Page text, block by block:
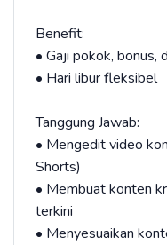
Benefit:
• Gaji pokok, bonus,
• Hari libur fleksibel
Tanggung Jawab:
• Mengedit video
Shorts)
• Membuat konten
terkini
• Menyesuaikan